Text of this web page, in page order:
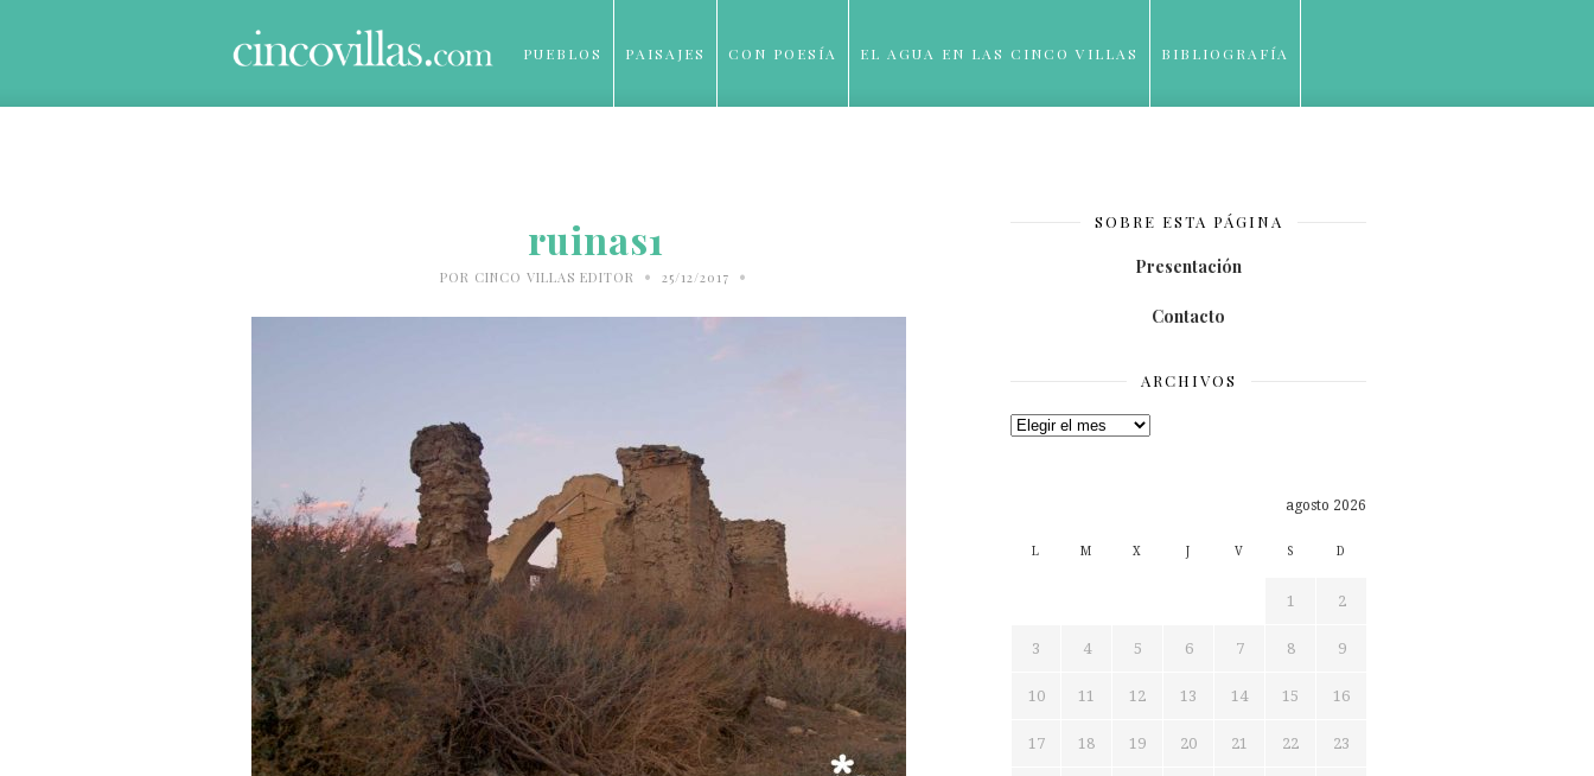
PUEBLOS PAISAJES CON POESÍA EL AGUA EN LAS CINCO VILLAS BIBLIOGRAFÍA
ruinas1
POR CINCO VILLAS EDITOR • 25/12/2017 •
SOBRE ESTA PÁGINA
Presentación
Contacto
ARCHIVOS
Archivos
agosto 2026
L M X J V S D
1 2
3 4 5 6 7 8 9
10 11 12 13 14 15 16
17 18 19 20 21 22 23